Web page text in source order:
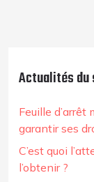
Actualités
Feuille d’arrêt
garantir ses
C’est quoi
l’obtenir ?